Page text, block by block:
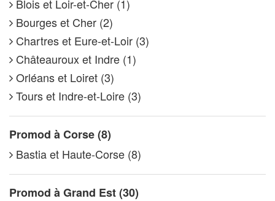
Blois et Loir-et-Cher (1)
Bourges et Cher (2)
Chartres et Eure-et-Loir (3)
Châteauroux et Indre (1)
Orléans et Loiret (3)
Tours et Indre-et-Loire (3)
Promod à Corse (8)
Bastia et Haute-Corse (8)
Promod à Grand Est (30)